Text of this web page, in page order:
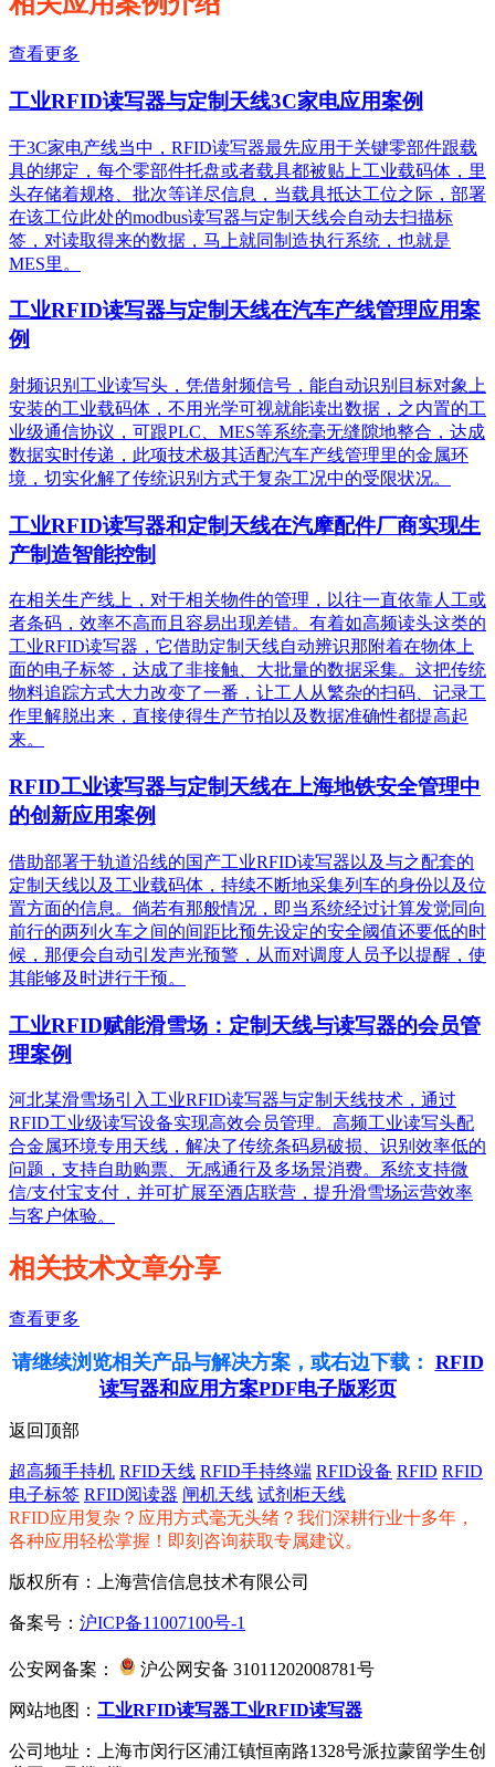
查看更多
工业RFID读写器与定制天线3C家电应用案例
于3C家电产线当中，RFID读写器最先应用于关键零部件跟载
具的绑定，每个零部件托盘或者载具都被贴上工业载码体，里
头存储着规格、批次等详尽信息，当载具抵达工位之际，部署
在该工位此处的modbus读写器与定制天线会自动去扫描标
签，对读取得来的数据，马上就同制造执行系统，也就是
MES里。
工业RFID读写器与定制天线在汽车产线管理应用案
例
射频识别工业读写头，凭借射频信号，能自动识别目标对象上
安装的工业载码体，不用光学可视就能读出数据，之内置的工
业级通信协议，可跟PLC、MES等系统毫无缝隙地整合，达成
数据实时传递，此项技术极其适配汽车产线管理里的金属环
境，切实化解了传统识别方式于复杂工况中的受限状况。
工业RFID读写器和定制天线在汽摩配件厂商实现生
产制造智能控制
在相关生产线上，对于相关物件的管理，以往一直依靠人工或
者条码，效率不高而且容易出现差错。有着如高频读头这类的
工业RFID读写器，它借助定制天线自动辨识那附着在物体上
面的电子标签，达成了非接触、大批量的数据采集。这把传统
物料追踪方式大力改变了一番，让工人从繁杂的扫码、记录工
作里解脱出来，直接使得生产节拍以及数据准确性都提高起
来。
RFID工业读写器与定制天线在上海地铁安全管理中
的创新应用案例
借助部署于轨道沿线的国产工业RFID读写器以及与之配套的
定制天线以及工业载码体，持续不断地采集列车的身份以及位
置方面的信息。倘若有那般情况，即当系统经过计算发觉同向
前行的两列火车之间的间距比预先设定的安全阈值还要低的时
候，那便会自动引发声光预警，从而对调度人员予以提醒，使
其能够及时进行干预。
工业RFID赋能滑雪场：定制天线与读写器的会员管
理案例
河北某滑雪场引入工业RFID读写器与定制天线技术，通过
RFID工业级读写设备实现高效会员管理。高频工业读写头配
合金属环境专用天线，解决了传统条码易破损、识别效率低的
问题，支持自助购票、无感通行及多场景消费。系统支持微
信/支付宝支付，并可扩展至酒店联营，提升滑雪场运营效率
与客户体验。
相关技术文章分享
查看更多
请继续浏览相关产品与解决方案，或右边下载： RFID
读写器和应用方案PDF电子版彩页
返回顶部
超高频手持机 RFID天线 RFID手持终端 RFID设备 RFID RFID
电子标签 RFID阅读器 闸机天线 试剂柜天线
RFID应用复杂？应用方式毫无头绪？我们深耕行业十多年，
各种应用轻松掌握！即刻咨询获取专属建议。
版权所有：上海营信信息技术有限公司
备案号： 沪ICP备11007100号-1
公安网备案： 沪公网安备 31011202008781号
网站地图： 工业RFID读写器工业RFID读写器
公司地址：上海市闵行区浦江镇恒南路1328号派拉蒙留学生创